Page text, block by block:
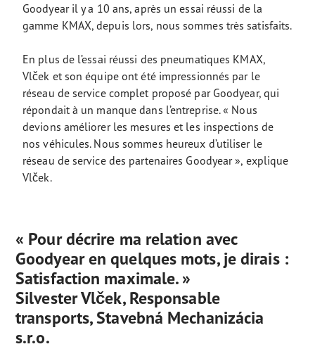
Goodyear il y a 10 ans, après un essai réussi de la
gamme KMAX, depuis lors, nous sommes très satisfaits.
En plus de l’essai réussi des pneumatiques KMAX,
Vlček et son équipe ont été impressionnés par le
réseau de service complet proposé par Goodyear, qui
répondait à un manque dans l’entreprise. « Nous
devions améliorer les mesures et les inspections de
nos véhicules. Nous sommes heureux d’utiliser le
réseau de service des partenaires Goodyear », explique
Vlček.
« Pour décrire ma relation avec
Goodyear en quelques mots, je dirais :
Satisfaction maximale. »
Silvester Vlček, Responsable
transports, Stavebná Mechanizácia
s.r.o.